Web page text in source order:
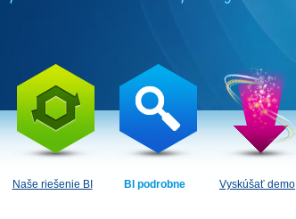
Naše riešenie BI BI podrobne Vyskúšať demo